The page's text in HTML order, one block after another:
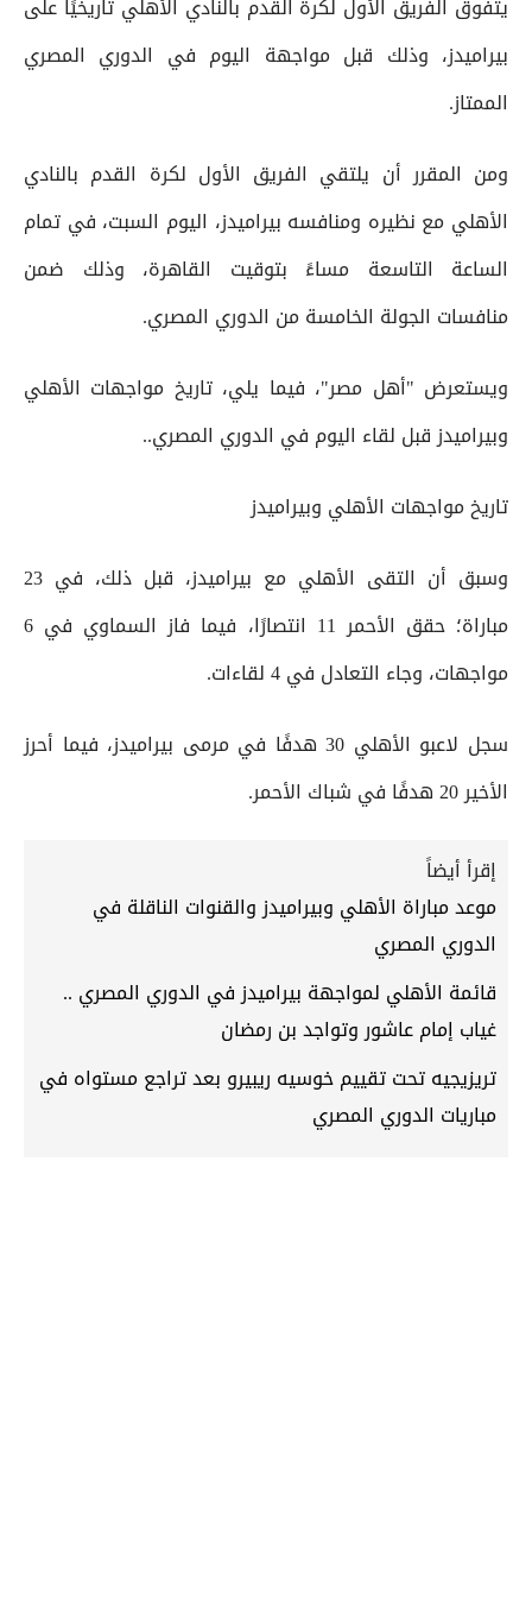
يتفوق الفريق الأول لكرة القدم بالنادي الأهلي تاريخيًا على
بيراميدز، وذلك قبل مواجهة اليوم في الدوري المصري
الممتاز.
ومن المقرر أن يلتقي الفريق الأول لكرة القدم بالنادي
الأهلي مع نظيره ومنافسه بيراميدز، اليوم السبت، في تمام
الساعة التاسعة مساءً بتوقيت القاهرة، وذلك ضمن
منافسات الجولة الخامسة من الدوري المصري.
ويستعرض "أهل مصر"، فيما يلي، تاريخ مواجهات الأهلي
وبيراميدز قبل لقاء اليوم في الدوري المصري..
تاريخ مواجهات الأهلي وبيراميدز
وسبق أن التقى الأهلي مع بيراميدز، قبل ذلك، في 23
مباراة؛ حقق الأحمر 11 انتصارًا، فيما فاز السماوي في 6
مواجهات، وجاء التعادل في 4 لقاءات.
سجل لاعبو الأهلي 30 هدفًا في مرمى بيراميدز، فيما أحرز
الأخير 20 هدفًا في شباك الأحمر.
إقرأ أيضاً
موعد مباراة الأهلي وبيراميدز والقنوات الناقلة في
الدوري المصري
قائمة الأهلي لمواجهة بيراميدز في الدوري المصري ..
غياب إمام عاشور وتواجد بن رمضان
تريزيجيه تحت تقييم خوسيه ريبيرو بعد تراجع مستواه في
مباريات الدوري المصري